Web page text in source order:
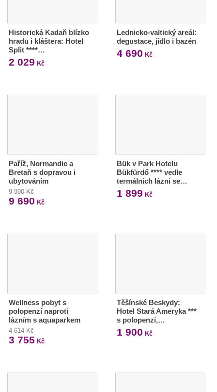
Historická Kadaň blízko
hradu i kláštera: Hotel
Split ****…
2 029 Kč
Lednicko-valtický areál:
degustace, jídlo i bazén
4 690 Kč
Paříž, Normandie a
Bretaň s dopravou i
ubytováním
9 990 Kč
9 690 Kč
Bük v Park Hotelu
Bükfürdő **** vedle
termálních lázní se…
1 899 Kč
Wellness pobyt s
polopenzí naproti
lázním s aquaparkem
4 614 Kč
3 755 Kč
Těšínské Beskydy:
Hotel Stará Ameryka ***
s polopenzí,…
1 900 Kč